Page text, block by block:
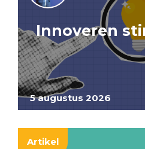
5 augustus 2026
Innoveren
Artikel